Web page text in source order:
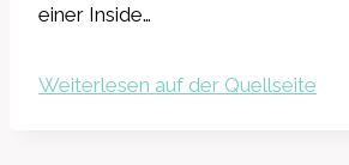
einer Inside…
Weiterlesen auf der Quellseite